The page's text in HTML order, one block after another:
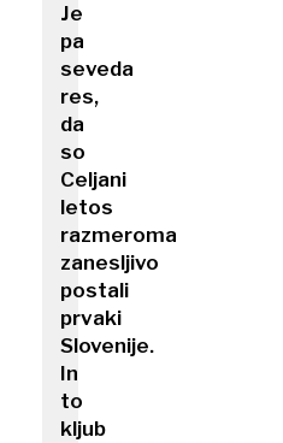
Je
pa
seveda
res,
da
so
Celjani
letos
razmeroma
zanesljivo
postali
prvaki
Slovenije.
In
to
kljub